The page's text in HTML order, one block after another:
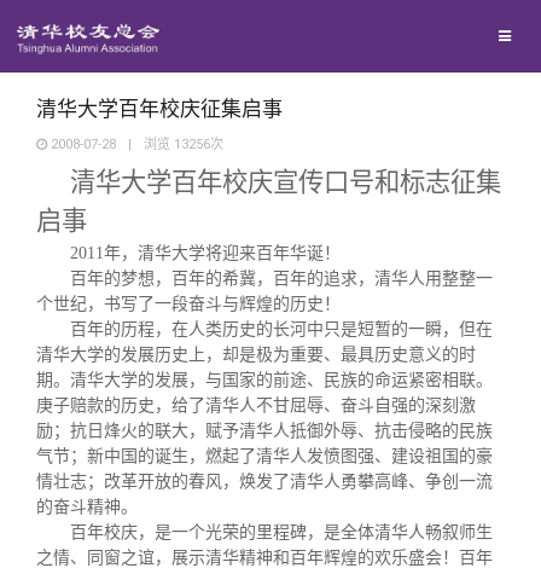
地区联络
年级联络
院系校友工作
专业委员会
兴趣群体
西南联大校友会
回馈母校
捐赠项目
捐赠新闻
捐赠纪事
捐赠方法
义工计划
媒体平台
《清华校友通讯》
《水木清华》
我要订阅
新媒体平台
百年清华
清华人物
清华故事
青春风采
校友文苑
校友服务
终身学习
信息化服务
三创大赛
校友总会
总会简介
会长致辞
关闭
清华大学百年校庆征集启事
2008-07-28 | 浏览 13256次
清华大学百年校庆宣传口号和标志征集
启事
2011年，清华大学将迎来百年华诞！
百年的梦想，百年的希冀，百年的追求，清华人用整整一
个世纪，书写了一段奋斗与辉煌的历史！
百年的历程，在人类历史的长河中只是短暂的一瞬，但在
清华大学的发展历史上，却是极为重要、最具历史意义的时
期。清华大学的发展，与国家的前途、民族的命运紧密相联。
庚子赔款的历史，给了清华人不甘屈辱、奋斗自强的深刻激
励；抗日烽火的联大，赋予清华人抵御外辱、抗击侵略的民族
气节；新中国的诞生，燃起了清华人发愤图强、建设祖国的豪
情壮志；改革开放的春风，焕发了清华人勇攀高峰、争创一流
的奋斗精神。
百年校庆，是一个光荣的里程碑，是全体清华人畅叙师生
之情、同窗之谊，展示清华精神和百年辉煌的欢乐盛会！百年